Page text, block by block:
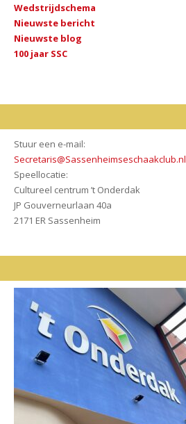
Wedstrijdschema
Nieuwste bericht
Nieuwste blog
100 jaar SSC
Stuur een e-mail:
Secretaris@Sassenheimseschaakclub.nl
Speellocatie:
Cultureel centrum ’t Onderdak
JP Gouverneurlaan 40a
2171 ER Sassenheim